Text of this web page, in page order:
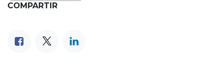
COMPARTIR